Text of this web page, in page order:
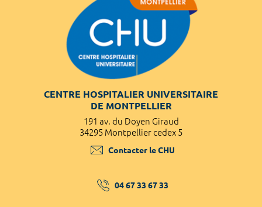
CENTRE HOSPITALIER UNIVERSITAIRE
DE MONTPELLIER
191 av. du Doyen Giraud
34295 Montpellier cedex 5
Contacter le CHU
04 67 33 67 33